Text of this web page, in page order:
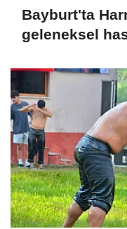
Bayburt'ta
geleneksel